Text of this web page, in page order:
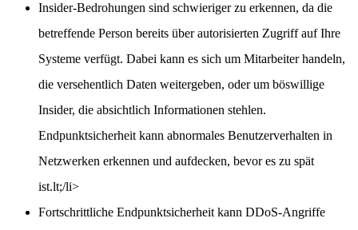
Insider-Bedrohungen sind schwieriger zu erkennen, da die
betreffende Person bereits über autorisierten Zugriff auf Ihre
Systeme verfügt. Dabei kann es sich um Mitarbeiter handeln,
die versehentlich Daten weitergeben, oder um böswillige
Insider, die absichtlich Informationen stehlen.
Endpunktsicherheit kann abnormales Benutzerverhalten in
Netzwerken erkennen und aufdecken, bevor es zu spät
ist.lt;/li>
Fortschrittliche Endpunktsicherheit kann DDoS-Angriffe